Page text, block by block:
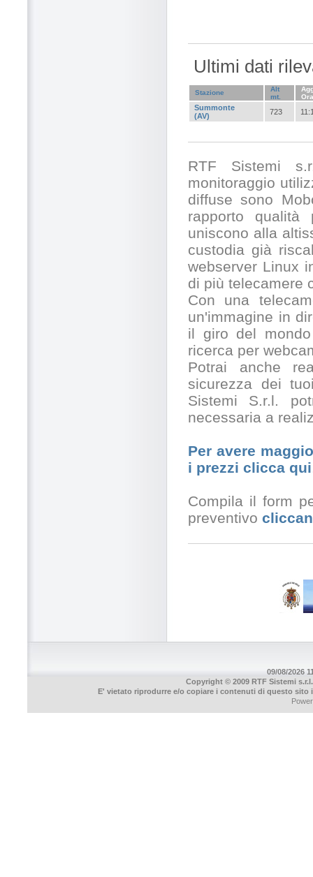
Ultimi dati
Stazione
Alt
mt.
Ora
Summonte
(AV)
723
RTF Sistemi
monitoraggio
diffuse sono
rapporto qualità
uniscono alla
custodia già
webserver Linux
di più telecamere
Con una
un'immagine in
il giro del
ricerca per
Potrai anche
sicurezza dei
Sistemi S.r.l.
necessaria a
Per avere
i prezzi clicca qui
Compila il form
preventivo
09/08/2026
Copyright © 2009 RTF Sistemi
E' vietato riprodurre e/o copiare i contenuti di questo